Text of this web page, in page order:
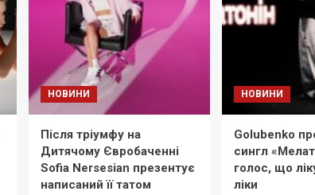
НОВИНИ
Після тріумфу на
Дитячому Євробаченні
Sofia Nersesian презентує
написаний її татом
НОВИНИ
Golubenko
сингл
голос, що
ліки